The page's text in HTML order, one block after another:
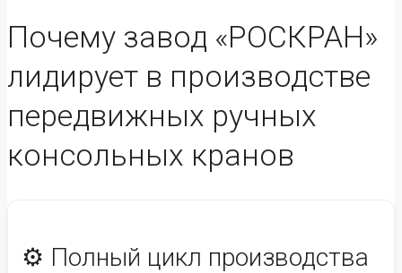
Почему завод «РОСКРАН»
лидирует в производстве
передвижных ручных
консольных кранов
⚙️ Полный цикл производства